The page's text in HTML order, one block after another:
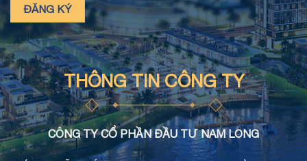
THÔNG TIN CÔNG TY
CÔNG TY CỔ PHẦN ĐẦU TƯ NAM LONG